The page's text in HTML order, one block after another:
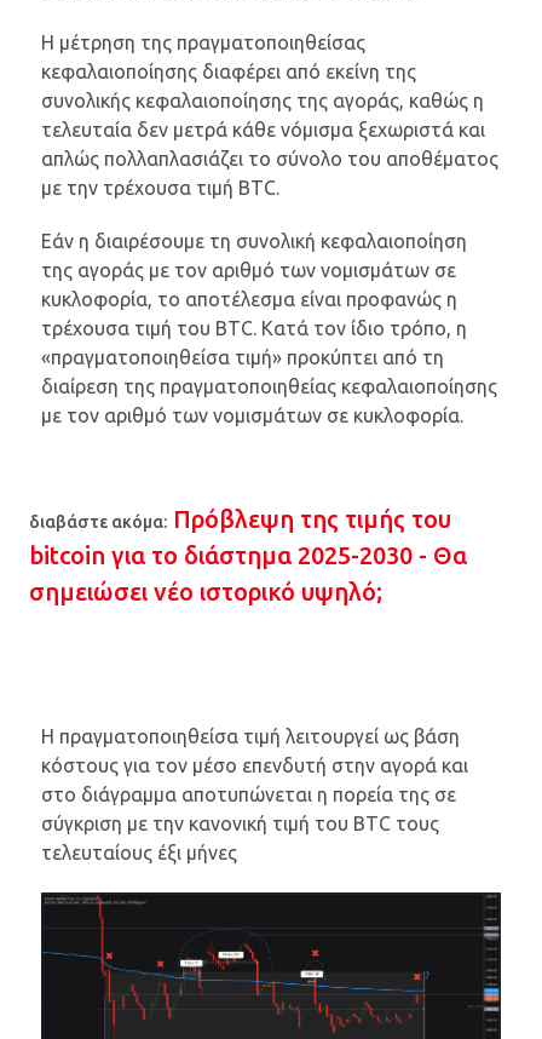
Η μέτρηση της πραγματοποιηθείσας
κεφαλαιοποίησης διαφέρει από εκείνη της
συνολικής κεφαλαιοποίησης της αγοράς, καθώς η
τελευταία δεν μετρά κάθε νόμισμα ξεχωριστά και
απλώς πολλαπλασιάζει το σύνολο του αποθέματος
με την τρέχουσα τιμή BTC.
Εάν η διαιρέσουμε τη συνολική κεφαλαιοποίηση
της αγοράς με τον αριθμό των νομισμάτων σε
κυκλοφορία, το αποτέλεσμα είναι προφανώς η
τρέχουσα τιμή του BTC. Κατά τον ίδιο τρόπο, η
«πραγματοποιηθείσα τιμή» προκύπτει από τη
διαίρεση της πραγματοποιηθείας κεφαλαιοποίησης
με τον αριθμό των νομισμάτων σε κυκλοφορία.
διαβάστε ακόμα: Πρόβλεψη της τιμής του
bitcoin για το διάστημα 2025-2030 - Θα
σημειώσει νέο ιστορικό υψηλό;
H πραγματοποιηθείσα τιμή λειτουργεί ως βάση
κόστους για τον μέσο επενδυτή στην αγορά και
στο διάγραμμα αποτυπώνεται η πορεία της σε
σύγκριση με την κανονική τιμή του BTC τους
τελευταίους έξι μήνες